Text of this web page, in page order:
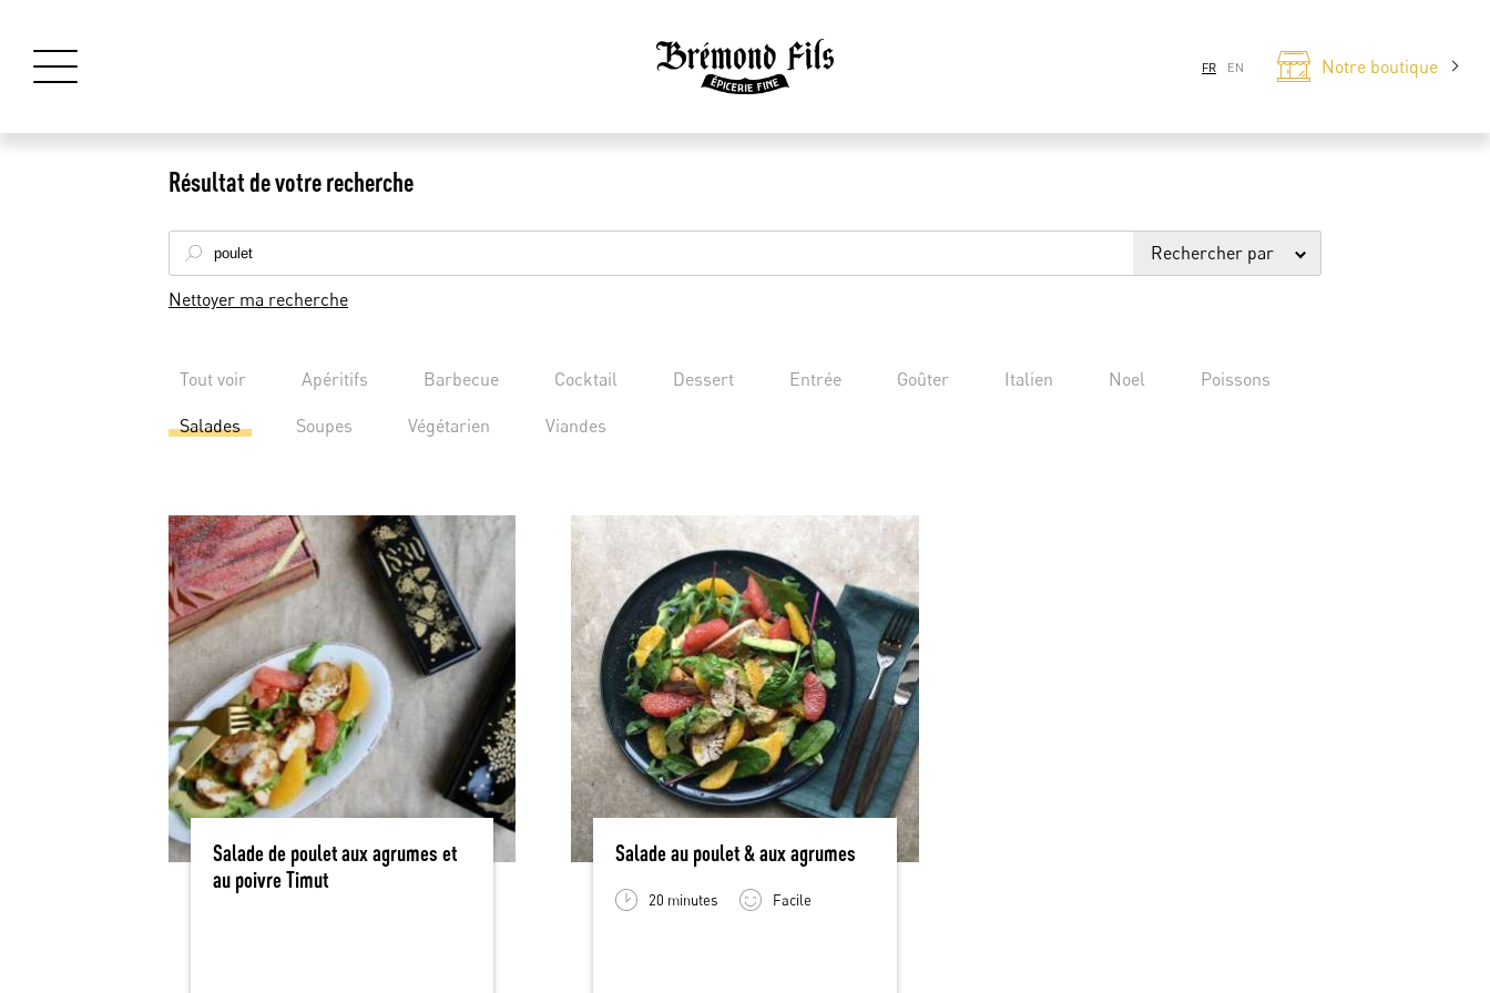
FR EN Notre boutique
Résultat de votre recherche
Rechercher par
Nettoyer ma recherche
Tout voir Apéritifs Barbecue Cocktail Dessert Entrée Goûter Italien Noel Poissons
Salades Soupes Végétarien Viandes
Salade de poulet aux agrumes et
au poivre Timut
Salade au poulet & aux agrumes
20 minutes Facile